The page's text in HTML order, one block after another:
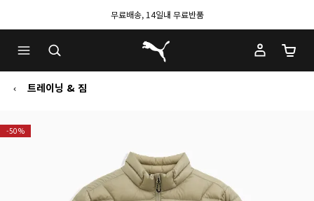
무료배송, 14일내 무료반품
푸마 홈
장바
트레이닝 & 짐
-50%